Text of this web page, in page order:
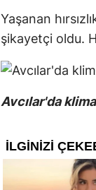
Yaşanan
şikayetçi oldu.
Avcılar'da